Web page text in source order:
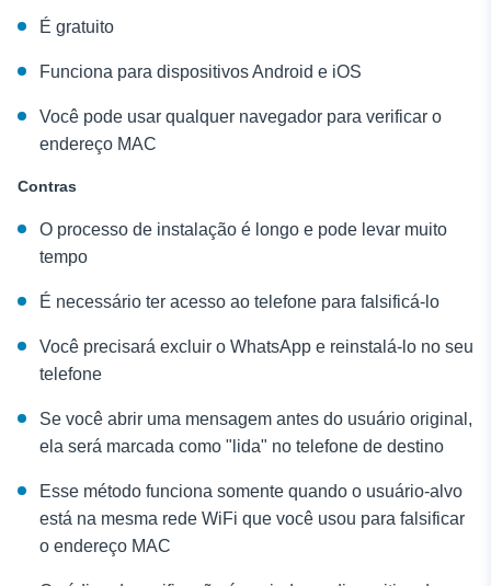
É gratuito
Funciona para dispositivos Android e iOS
Você pode usar qualquer navegador para verificar o
endereço MAC
Contras
O processo de instalação é longo e pode levar muito
tempo
É necessário ter acesso ao telefone para falsificá-lo
Você precisará excluir o WhatsApp e reinstalá-lo no seu
telefone
Se você abrir uma mensagem antes do usuário original,
ela será marcada como "lida" no telefone de destino
Esse método funciona somente quando o usuário-alvo
está na mesma rede WiFi que você usou para falsificar
o endereço MAC